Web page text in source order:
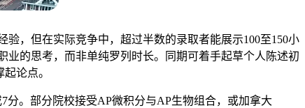
，但在实际竞争中，超过半数的录取者能展示100至150小
的思考，而非单纯罗列时长。同期可着手起草个人陈述初
论点。
。部分院校接受AP微积分与AP生物组合，或加拿大